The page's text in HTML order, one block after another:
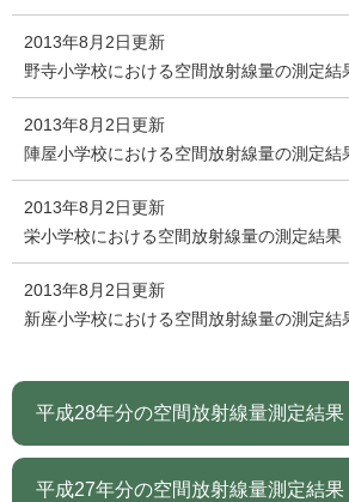
2013年8月2日更新
野寺小学校における空間放射線量の測定結
2013年8月2日更新
陣屋小学校における空間放射線量の測定結
2013年8月2日更新
栄小学校における空間放射線量の測定結果
2013年8月2日更新
新座小学校における空間放射線量の測定結
平成28年分の空間放射線量測定結果
平成27年分の空間放射線量測定結果